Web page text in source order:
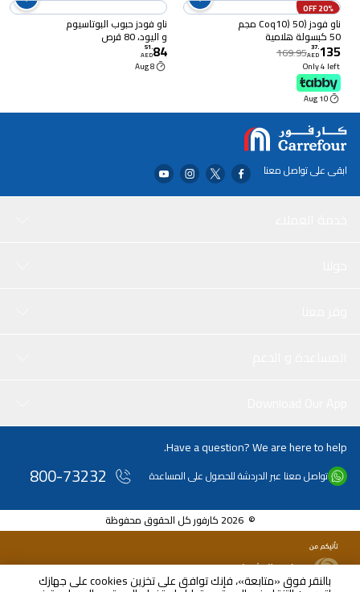
بالنقر فوق «متابعة»، فإنك توافق على تخزين cookies على جهازك
20% OFF
ناو فودز (Coq10) 50 مجم
50 كبسولة هلامية
135
.
37
AED
169.95
Only 4 left
10 Aug
ناو فودز حبوب البوتاسيوم
و اليود، 80 قرص
84
.
51
AED
8 Aug
ابقى على تواصل معنا
Have a question? We are here to help.
تواصل معنا عبر الدردشة للحصول على المساعدة 800-73232
© 2026 كارفور كل الحقوق محفوظة